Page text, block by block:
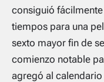
consiguió
tiempos para una
sexto mayor fin de
comienzo notable
agregó al calendario